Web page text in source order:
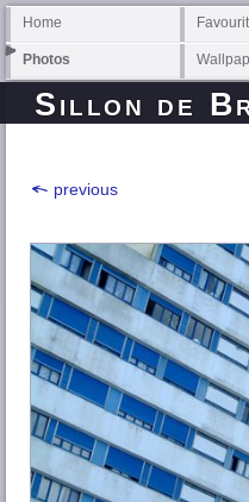
Home
Photos
Sillon de
previous